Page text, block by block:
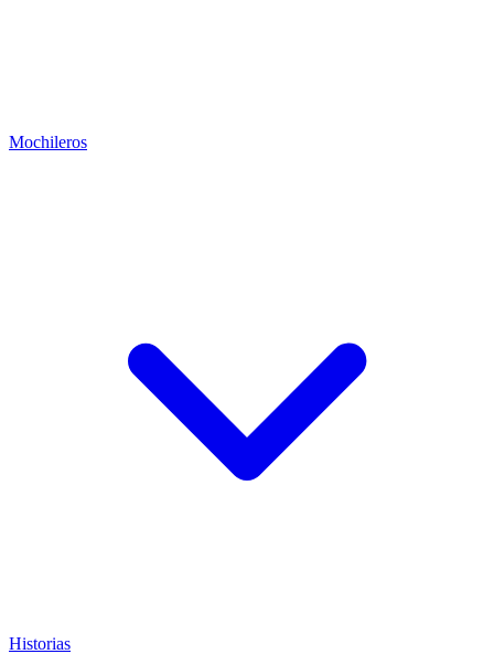
Mochileros
Historias